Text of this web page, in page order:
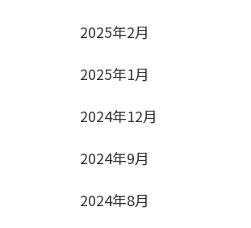
2025年2月
2025年1月
2024年12月
2024年9月
2024年8月